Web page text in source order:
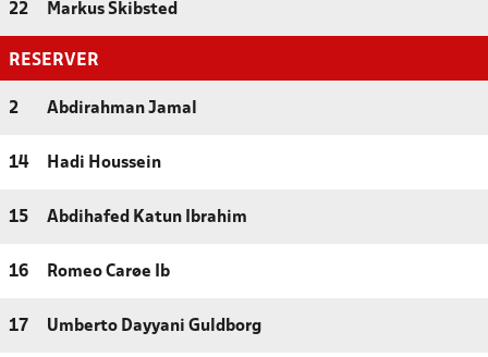
22 Markus Skibsted
RESERVER
2 Abdirahman Jamal
14 Hadi Houssein
15 Abdihafed Katun Ibrahim
16 Romeo Carøe Ib
17 Umberto Dayyani Guldborg